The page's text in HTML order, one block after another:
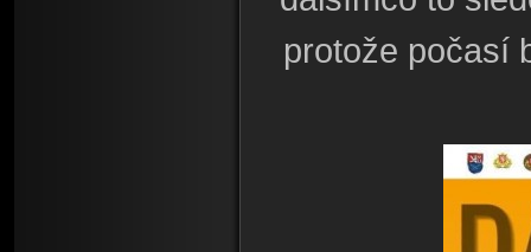
protože počasí